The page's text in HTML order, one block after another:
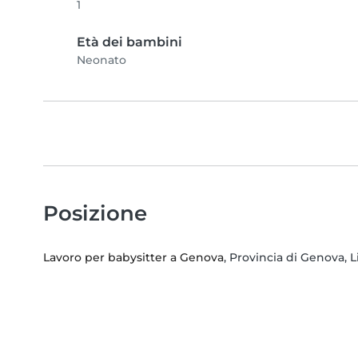
1
Età dei bambini
Neonato
Posizione
Lavoro per babysitter a Genova, Provincia di Genova,